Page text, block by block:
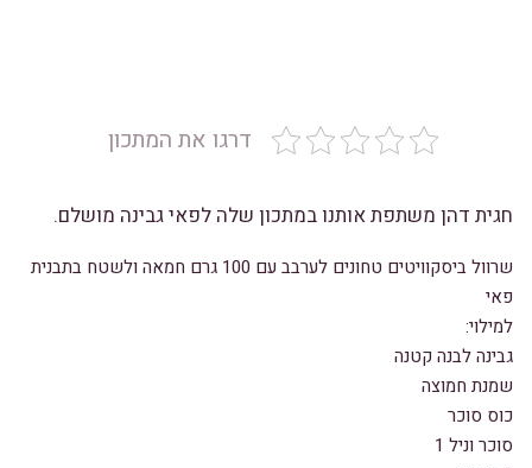
דרגו את המתכון
חגית דהן משתפת אותנו במתכון שלה לפאי גבינה מושלם.
שרוול ביסקוויטים טחונים לערבב עם 100 גרם חמאה ולשטח בתבנית
פאי
למילוי:
גבינה לבנה קטנה
שמנת חמוצה
כוס סוכר
סוכר וניל 1